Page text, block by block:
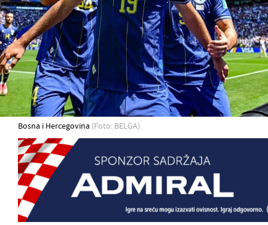
Bosna i Hercegovina (Foto: BELGA)